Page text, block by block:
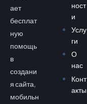
ает
бесплат
ную
помощь
в
создани
я сайта,
мобильн
ност
и
Услу
ги
О
нас
Конт
акты